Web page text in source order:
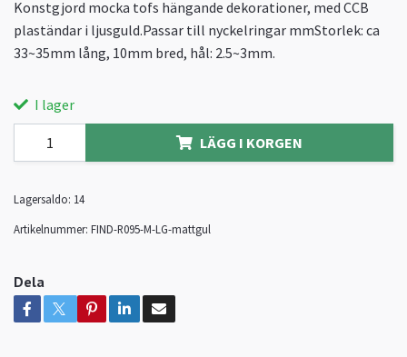
Konstgjord mocka tofs hängande dekorationer, med CCB
plaständar i ljusguld.Passar till nyckelringar mmStorlek: ca
33~35mm lång, 10mm bred, hål: 2.5~3mm.
I lager
LÄGG I KORGEN
Lagersaldo: 14
Artikelnummer: FIND-R095-M-LG-mattgul
Dela